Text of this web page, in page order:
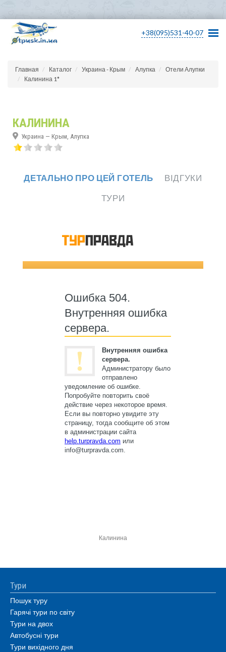
+38(095)531-40-07
Главная Каталог Украина - Крым Алупка
Отели Алупки
Калинина 1*
КАЛИНИНА
Украина — Крым, Алупка
ДЕТАЛЬНО ПРО ЦЕЙ ГОТЕЛЬ
ВІДГУКИ
ТУРИ
Калинина
Тури
Пошук туру
Гарячі тури по світу
Тури на двох
Автобусні тури
Тури вихідного дня